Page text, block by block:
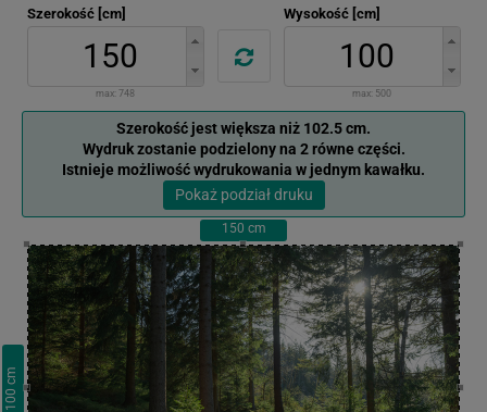
Szerokość [cm]
max: 748
Wysokość [cm]
max: 500
Szerokość jest większa niż 102.5 cm.
Wydruk zostanie podzielony na 2 równe części.
Istnieje możliwość wydrukowania w jednym kawałku.
Pokaż podział druku
150 cm
100
cm